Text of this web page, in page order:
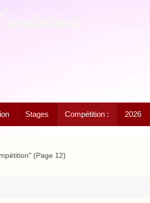
Stages Compétition : 2026
(Page 12)